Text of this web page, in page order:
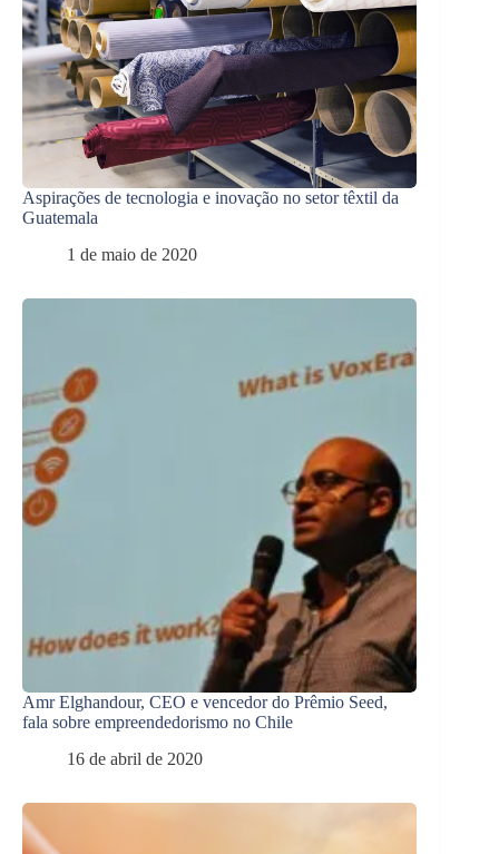
Aspirações de tecnologia e inovação no setor têxtil da
Guatemala
1 de maio de 2020
Amr Elghandour, CEO e vencedor do Prêmio Seed,
fala sobre empreendedorismo no Chile
16 de abril de 2020